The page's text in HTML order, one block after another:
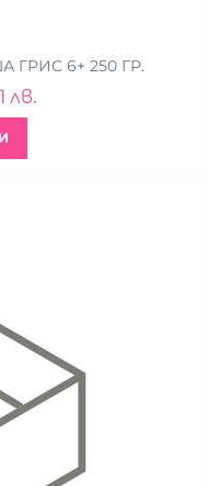
ГРИС 6+ 250 ГР.
лв.